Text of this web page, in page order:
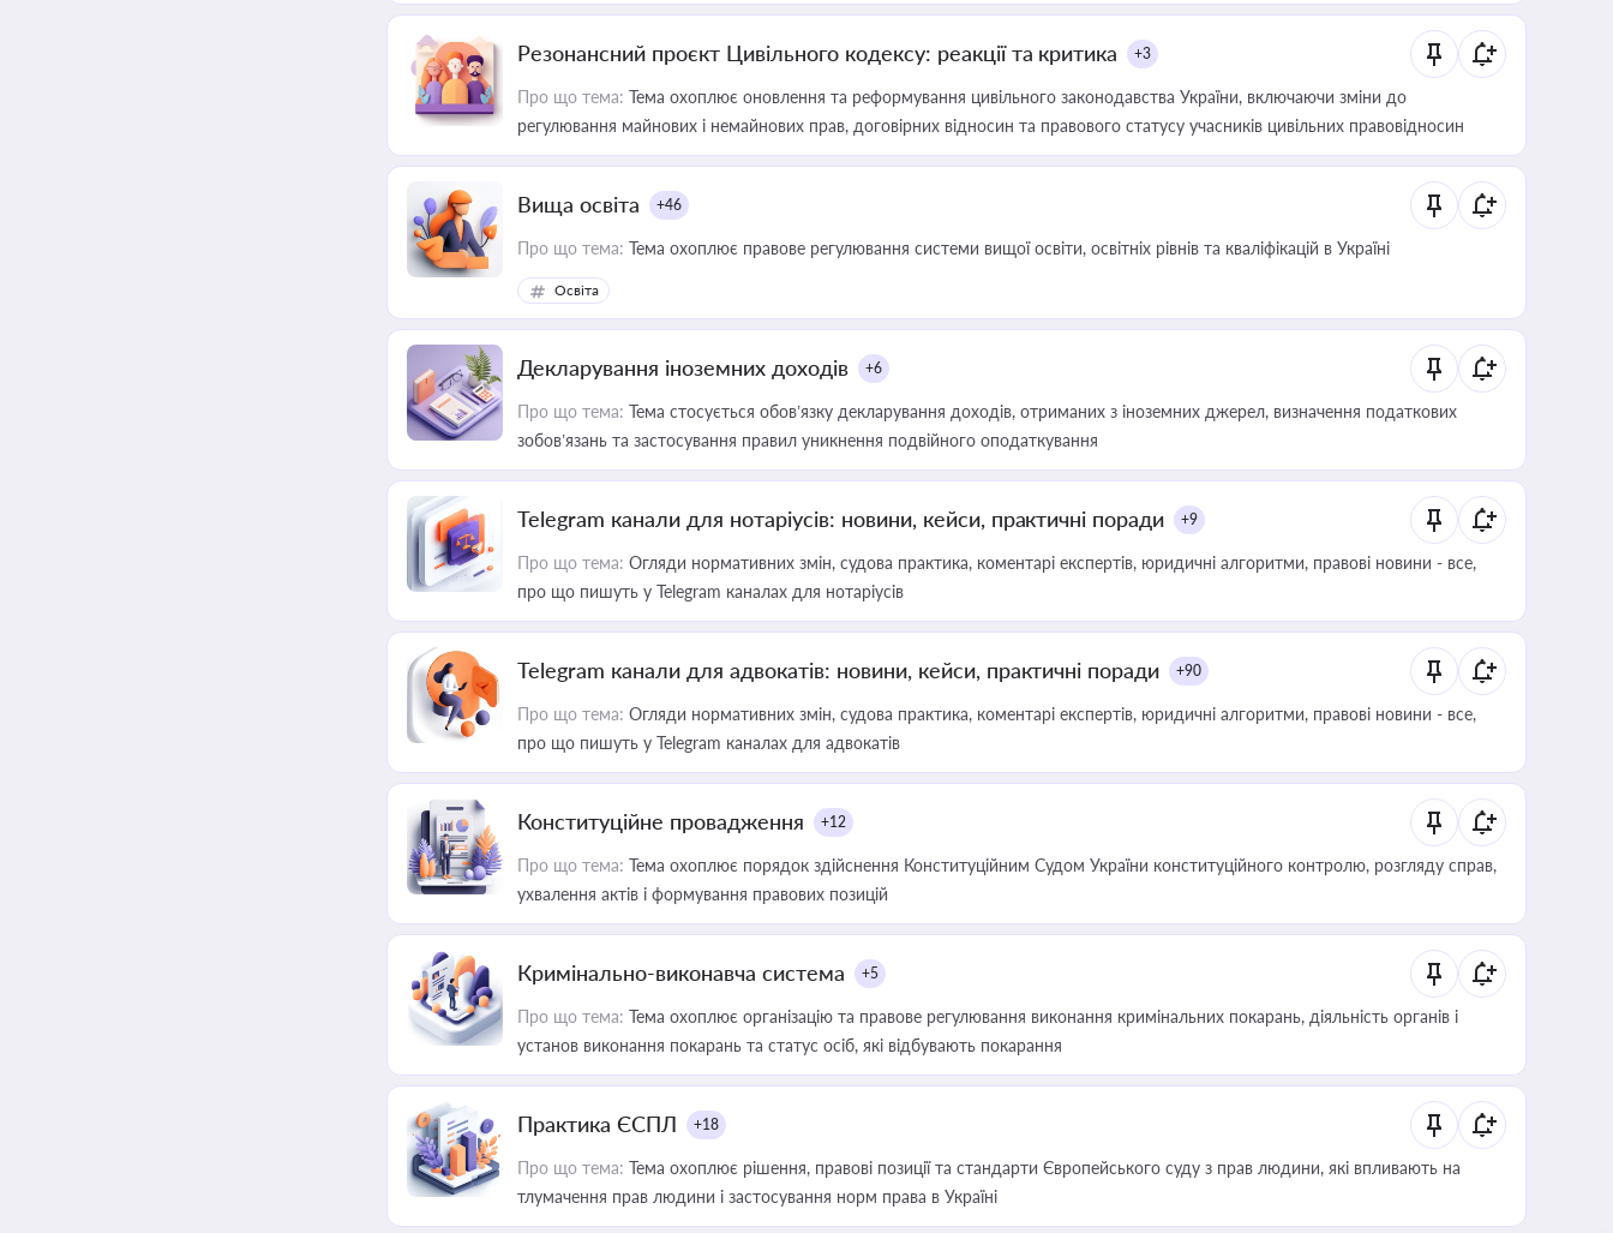
Резонансний проєкт Цивільного кодексу: реакції та критика +3
Про що тема: Тема охоплює оновлення та реформування цивільного законодавства України, включаючи зміни до
регулювання майнових і немайнових прав, договірних відносин та правового статусу учасників цивільних правовідносин
Вища освіта +46
Про що тема: Тема охоплює правове регулювання системи вищої освіти, освітніх рівнів та кваліфікацій в Україні
Освіта
Декларування іноземних доходів +6
Про що тема: Тема стосується обов’язку декларування доходів, отриманих з іноземних джерел, визначення податкових
зобов’язань та застосування правил уникнення подвійного оподаткування
Telegram канали для нотаріусів: новини, кейси, практичні поради +9
Про що тема: Огляди нормативних змін, судова практика, коментарі експертів, юридичні алгоритми, правові новини - все,
про що пишуть у Telegram каналах для нотаріусів
Telegram канали для адвокатів: новини, кейси, практичні поради +90
Про що тема: Огляди нормативних змін, судова практика, коментарі експертів, юридичні алгоритми, правові новини - все,
про що пишуть у Telegram каналах для адвокатів
Конституційне провадження +12
Про що тема: Тема охоплює порядок здійснення Конституційним Судом України конституційного контролю, розгляду справ,
ухвалення актів і формування правових позицій
Кримінально-виконавча система +5
Про що тема: Тема охоплює організацію та правове регулювання виконання кримінальних покарань, діяльність органів і
установ виконання покарань та статус осіб, які відбувають покарання
Практика ЄСПЛ +18
Про що тема: Тема охоплює рішення, правові позиції та стандарти Європейського суду з прав людини, які впливають на
тлумачення прав людини і застосування норм права в Україні